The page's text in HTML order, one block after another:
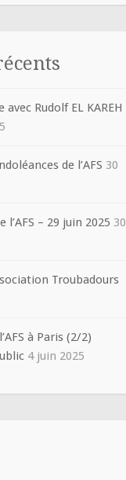
Rudolf EL KAREH
de l’AFS 30
l’AFS – 29 juin 2025 30
Troubadours
à Paris (2/2)
4 juin 2025